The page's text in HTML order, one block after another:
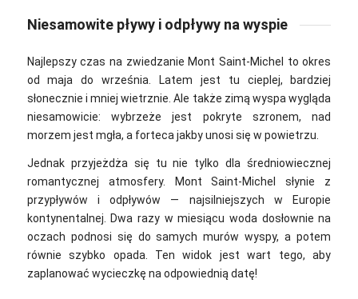
Niesamowite pływy i odpływy na wyspie
Najlepszy czas na zwiedzanie Mont Saint-Michel to okres
od maja do września. Latem jest tu cieplej, bardziej
słonecznie i mniej wietrznie. Ale także zimą wyspa wygląda
niesamowicie: wybrzeże jest pokryte szronem, nad
morzem jest mgła, a forteca jakby unosi się w powietrzu.
Jednak przyjeżdża się tu nie tylko dla średniowiecznej
romantycznej atmosfery. Mont Saint-Michel słynie z
przypływów i odpływów — najsilniejszych w Europie
kontynentalnej. Dwa razy w miesiącu woda dosłownie na
oczach podnosi się do samych murów wyspy, a potem
równie szybko opada. Ten widok jest wart tego, aby
zaplanować wycieczkę na odpowiednią datę!